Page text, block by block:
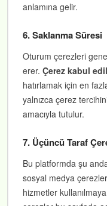
anlamına gelir.
6. Saklanma Süresi
Oturum çerezleri
erer. Çerez kabul
hatırlamak için en
yalnızca çerez
amacıyla tutulur.
7. Üçüncü Taraf
Bu platformda şu
sosyal medya
hizmetler